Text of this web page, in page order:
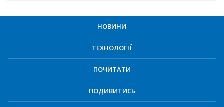
НОВИНИ
ТЕХНОЛОГІЇ
ПОЧИТАТИ
ПОДИВИТИСЬ